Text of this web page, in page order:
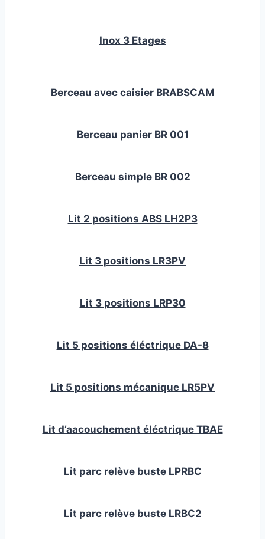
Inox 3 Etages
Berceau avec caisier BRABSCAM
Berceau panier BR 001
Berceau simple BR 002
Lit 2 positions ABS LH2P3
Lit 3 positions LR3PV
Lit 3 positions LRP30
Lit 5 positions éléctrique DA-8
Lit 5 positions mécanique LR5PV
Lit d’aacouchement éléctrique TBAE
Lit parc relève buste LPRBC
Lit parc relève buste LRBC2